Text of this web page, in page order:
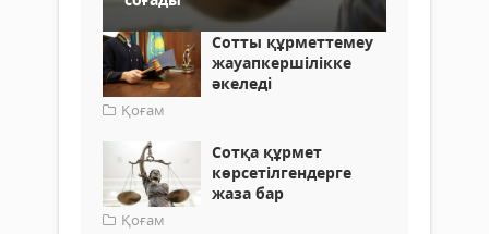
Сотты құрметтемеу
жауапкершілікке
әкеледі
Қоғам
Сотқа құрмет
көрсетілгендерге
жаза бар
Қоғам